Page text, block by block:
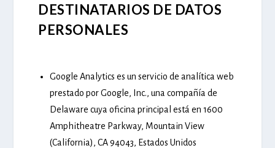
DESTINATARIOS DE DATOS
PERSONALES
Google Analytics es un servicio de analítica web
prestado por Google, Inc., una compañía de
Delaware cuya oficina principal está en 1600
Amphitheatre Parkway, Mountain View
(California), CA 94043, Estados Unidos